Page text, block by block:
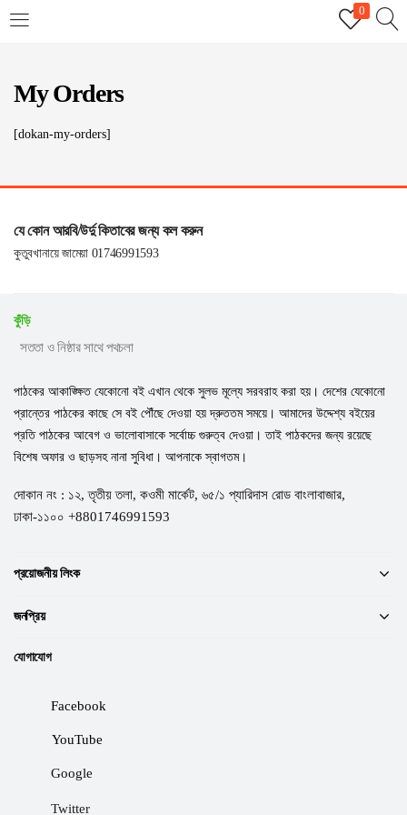
0
REGISTER
Remember me
My Orders
[dokan-my-orders]
যে কোন আরবি/উর্দু কিতাবের জন্য কল করুন
কুতুবখানায়ে জামেয়া 01746991593
কুঁড়ি
সততা ও নিষ্ঠার সাথে পথচলা
পাঠকের আকাঙ্ক্ষিত যেকোনো বই এখান থেকে সুলভ মূল্যে সরবরাহ করা হয়। দেশের যেকোনো
প্রান্তের পাঠকের কাছে সে বই পৌঁছে দেওয়া হয় দ্রুততম সময়ে। আমাদের উদ্দেশ্য বইয়ের
প্রতি পাঠকের আবেগ ও ভালোবাসাকে সর্বোচ্চ গুরুত্ব দেওয়া। তাই পাঠকদের জন্য রয়েছে
বিশেষ অফার ও ছাড়সহ নানা সুবিধা। আপনাকে স্বাগতম।
দোকান নং : ১২, তৃতীয় তলা, কওমী মার্কেট, ৬৫/১ প্যারিদাস রোড বাংলাবাজার,
ঢাকা-১১০০ +8801746991593
প্রয়োজনীয় লিংক
জনপ্রিয়
যোগাযোগ
Facebook
YouTube
Google
Twitter